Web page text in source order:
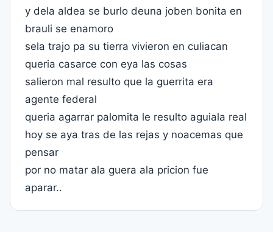
y dela aldea se burlo deuna joben bonita en
brauli se enamoro
sela trajo pa su tierra vivieron en culiacan
queria casarce con eya las cosas
salieron mal resulto que la guerrita era
agente federal
queria agarrar palomita le resulto aguiala real
hoy se aya tras de las rejas y noacemas que
pensar
por no matar ala guera ala pricion fue
aparar..